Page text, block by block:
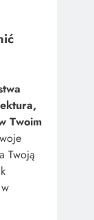
Twoim
Twoją